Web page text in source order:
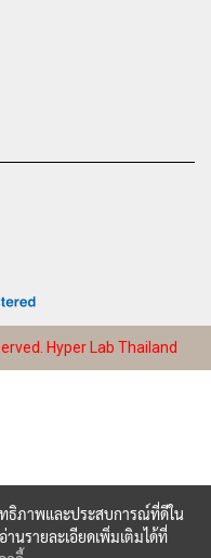
Hyper Lab Thailand
ทธิภาพและประสบการณ์ที่ดีใน
นรายละเอียดเพิ่มเติมได้ที่